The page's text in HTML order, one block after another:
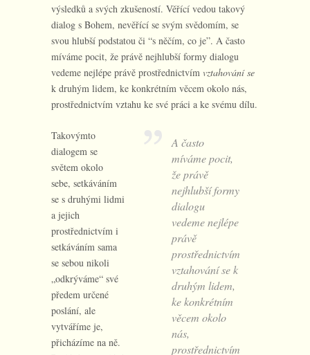
výsledků a svých zkušeností. Věřící vedou takový
dialog s Bohem, nevěřící se svým svědomím, se
svou hlubší podstatou či “s něčím, co je”. A často
míváme pocit, že právě nejhlubší formy dialogu
vedeme nejlépe právě prostřednictvím vztahování se
k druhým lidem, ke konkrétním věcem okolo nás,
prostřednictvím vztahu ke své práci a ke svému dílu.
A často
míváme pocit,
že právě
nejhlubší formy
dialogu
vedeme nejlépe
právě
prostřednictvím
vztahování se k
druhým lidem,
ke konkrétním
věcem okolo
nás,
prostřednictvím
Takovýmto
dialogem se
světem okolo
sebe, setkáváním
se s druhými lidmi
a jejich
prostřednictvím i
setkáváním sama
se sebou nikoli
„odkrýváme“ své
předem určené
poslání, ale
vytváříme je,
přicházíme na ně.